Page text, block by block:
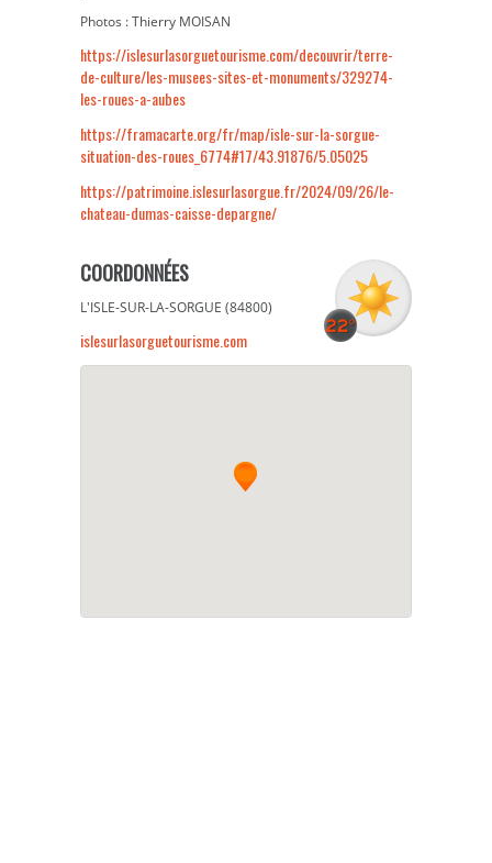
Photos : Thierry MOISAN
https://islesurlasorguetourisme.com/decouvrir/terre-
de-culture/les-musees-sites-et-monuments/329274-
les-roues-a-aubes
https://framacarte.org/fr/map/isle-sur-la-sorgue-
situation-des-roues_6774#17/43.91876/5.05025
https://patrimoine.islesurlasorgue.fr/2024/09/26/le-
chateau-dumas-caisse-depargne/
COORDONNÉES
L'ISLE-SUR-LA-SORGUE (84800)
islesurlasorguetourisme.com